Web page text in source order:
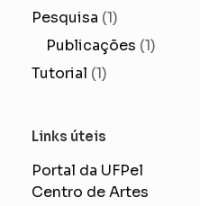
Pesquisa (1)
Publicações (1)
Tutorial (1)
Links úteis
Portal da UFPel
Centro de Artes